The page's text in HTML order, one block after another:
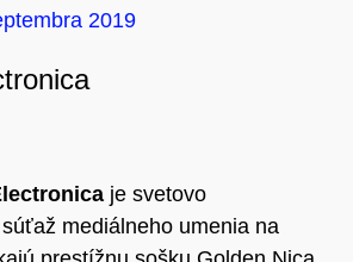
2019
je svetovo
mediálneho umenia na